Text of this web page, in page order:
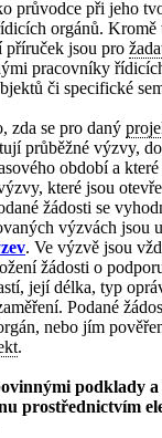
průvodce při jeho
orgánů. Kromě
příruček jsou pro
pracovníky
či specifické
zda se pro daný
průběžné výzvy,
období a
které jsou
žádosti se
výzvách jsou
. Ve výzvě jsou
žádosti o
její délka, typ
Podané
nebo jím
.
podklady
prostřednictvím